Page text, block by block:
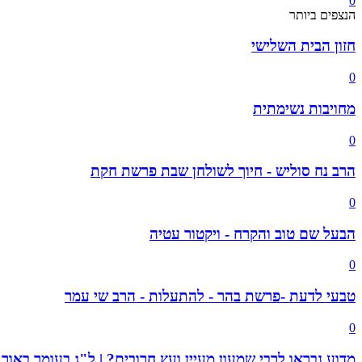
הנצפים ביותר
חזון הבית השלישי
0
מחויבות נשימתית
0
הרב נח סוליש - חיוך לשולחן שבת פרשת חקת
0
הבעל שם טוב והקרח - ויקטור עטיה
0
טבעי לדעת -פרשת בהר - להתעלות - הרב שי עמר
0